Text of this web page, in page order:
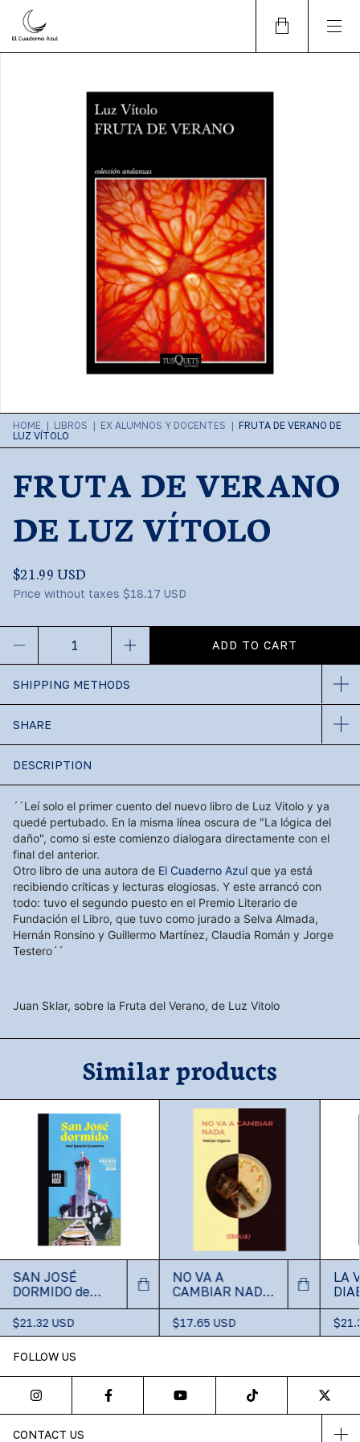
HOME | LIBROS | EX ALUMNOS Y DOCENTES | FRUTA DE VERANO DE
LUZ VÍTOLO
FRUTA DE VERANO
DE LUZ VÍTOLO
$21.99 USD
Price without taxes $18.17 USD
SHIPPING METHODS
SHARE
DESCRIPTION
´´Leí solo el primer cuento del nuevo libro de Luz Vitolo y ya
quedé pertubado. En la misma línea oscura de "La lógica del
daño", como si este comienzo dialogara directamente con el
final del anterior.
Otro libro de una autora de El Cuaderno Azul que ya está
recibiendo críticas y lecturas elogiosas. Y este arrancó con
todo: tuvo el segundo puesto en el Premio Literario de
Fundación el Libro, que tuvo como jurado a Selva Almada,
Hernán Ronsino y Guillermo Martínez, Claudia Román y Jorge
Testero´´
Juan Sklar, sobre la Fruta del Verano, de Luz Vitolo
Similar products
SAN JOSÉ
DORMIDO de
José Ignacio
Scasserra
$21.32 USD
NO VA A
CAMBIAR NADA
de Matías
Vigano
$17.65 USD
LA
FOLLOW US
CONTACT US